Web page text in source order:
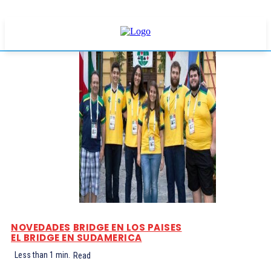
NOVEDADES BRIDGE EN LOS PAISES
EL BRIDGE EN SUDAMERICA
Less than 1 min. Read